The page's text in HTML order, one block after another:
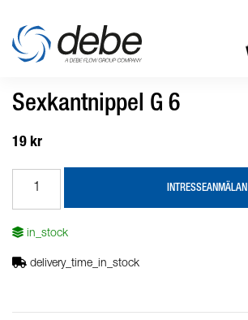
Sexkantnippel G 6
19 kr
INTRESSEANMÄLAN
in_stock
delivery_time_in_stock